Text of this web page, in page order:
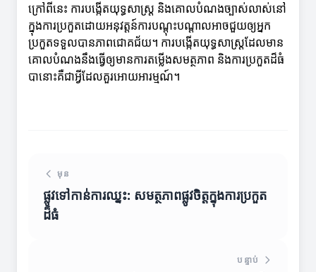
ក្រៅពីនេះ ការបង្កើតយុទ្ធសាស្ត្រ និងគោលបំណងច្បាស់លាស់នៅ
ក្នុងការប្រកួតដោយអនុវត្តន៍ការបណ្តុះបណ្តាលអាចជួយឲ្យអ្នក
ប្រកួតទទួលបានភាពជោគជ័យ។ ការបង្កើតយុទ្ធសាស្ត្រដែលមាន
គោលបំណងនឹងធ្វើឲ្យមានការតម្លើងសមត្ថភាព និងការប្រកួតដ៏ធំ
បានោះគឺជាអ្វីដែលគួរអោយអារម្មណ៍។
មុន
ផ្លូវទៅកាន់ការឈ្នះ: សមត្ថភាពផ្លូវចិត្តក្នុងការប្រកួត
ដ៏ធំ
បន្ទាប់